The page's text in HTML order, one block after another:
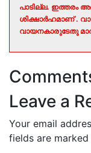
പാടില്ല. ഇത്തരം
ശിക്ഷാർഹമാണ് .
വായനകാരുടേതു
Leave a
Your email
fields are marked